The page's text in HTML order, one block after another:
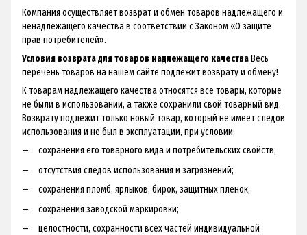
Компания осуществляет возврат и обмен товаров надлежащего и
ненадлежащего качества в соответствии с Законом «О защите
прав потребителей».
Условия возврата для товаров надлежащего качестваВесь
перечень товаров на нашем сайте подлежит возврату и обмену!
К товарам надлежащего качества относятся все товары, которые
не были в использовании, а также сохранили свой товарный вид.
Возврату подлежит только новый товар, который не имеет следов
использования и не был в эксплуатации, при условии:
сохранения его товарного вида и потребительских свойств;
отсутствия следов использования и загрязнений;
сохранения пломб, ярлыков, бирок, защитных пленок;
сохранения заводской маркировки;
целостности, сохранности всех частей индивидуальной